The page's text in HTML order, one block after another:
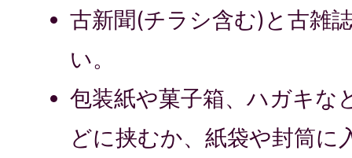
古新聞(チラシ含む)と古雑
い。
包装紙や菓子箱、ハガキな
どに挟むか、紙袋や封筒に